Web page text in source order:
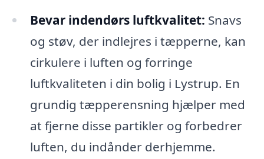
Bevar indendørs luftkvalitet: Snavs
og støv, der indlejres i tæpperne, kan
cirkulere i luften og forringe
luftkvaliteten i din bolig i Lystrup. En
grundig tæpperensning hjælper med
at fjerne disse partikler og forbedrer
luften, du indånder derhjemme.